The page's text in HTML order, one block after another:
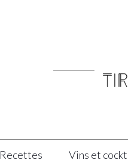
Recettes Vins et